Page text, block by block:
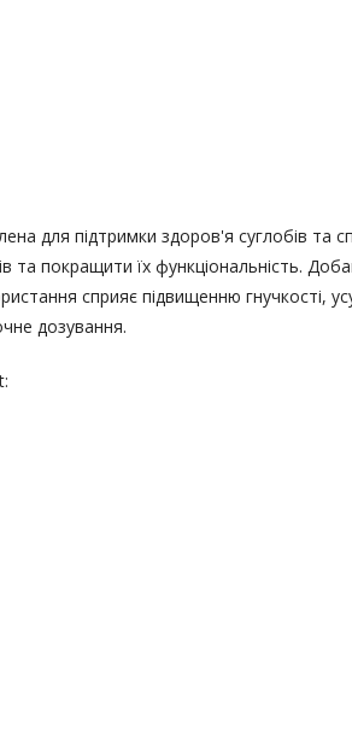
для підтримки здоров'я суглобів
покращити їх функціональність.
сприяє підвищенню гнучкості,
дозування.